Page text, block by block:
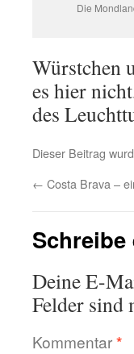
Die
Würstchen
es hier
des
Dieser Beitrag
← Costa Brava –
Schreibe
Deine E-
Felder sind
Kommentar*